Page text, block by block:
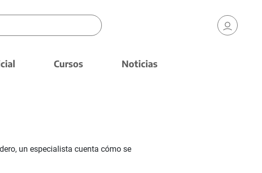
Cursos Noticias
un especialista cuenta cómo se